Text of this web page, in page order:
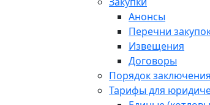
Анонсы
Перечни
Извещения
Договоры
Порядок
Тарифы для